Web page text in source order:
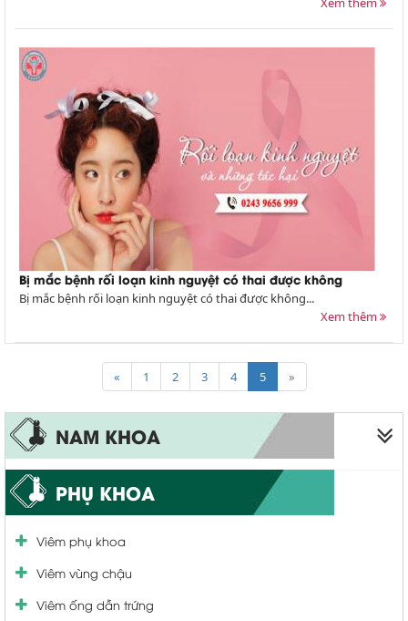
Bị mắc bệnh rối loạn kinh nguyệt có thai được không
Bị mắc bệnh rối loạn kinh nguyệt có thai được không...
Xem thêm
« 1 2 3 4 5 »
NAM KHOA
Liệt dương
Xuất tinh sớm
Bao quy đầu
Viêm quy đầu
Viêm tinh hoàn
PHỤ KHOA
Viêm phụ khoa
Viêm vùng chậu
Viêm ống dẫn trứng